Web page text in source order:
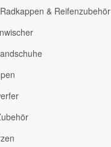
04/02 -
& Reifenzubehör